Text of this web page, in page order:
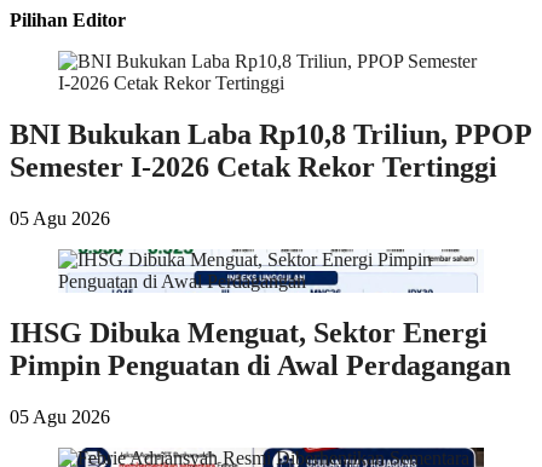
Pilihan Editor
BNI Bukukan Laba Rp10,8 Triliun, PPOP
Semester I-2026 Cetak Rekor Tertinggi
05 Agu 2026
IHSG Dibuka Menguat, Sektor Energi
Pimpin Penguatan di Awal Perdagangan
05 Agu 2026